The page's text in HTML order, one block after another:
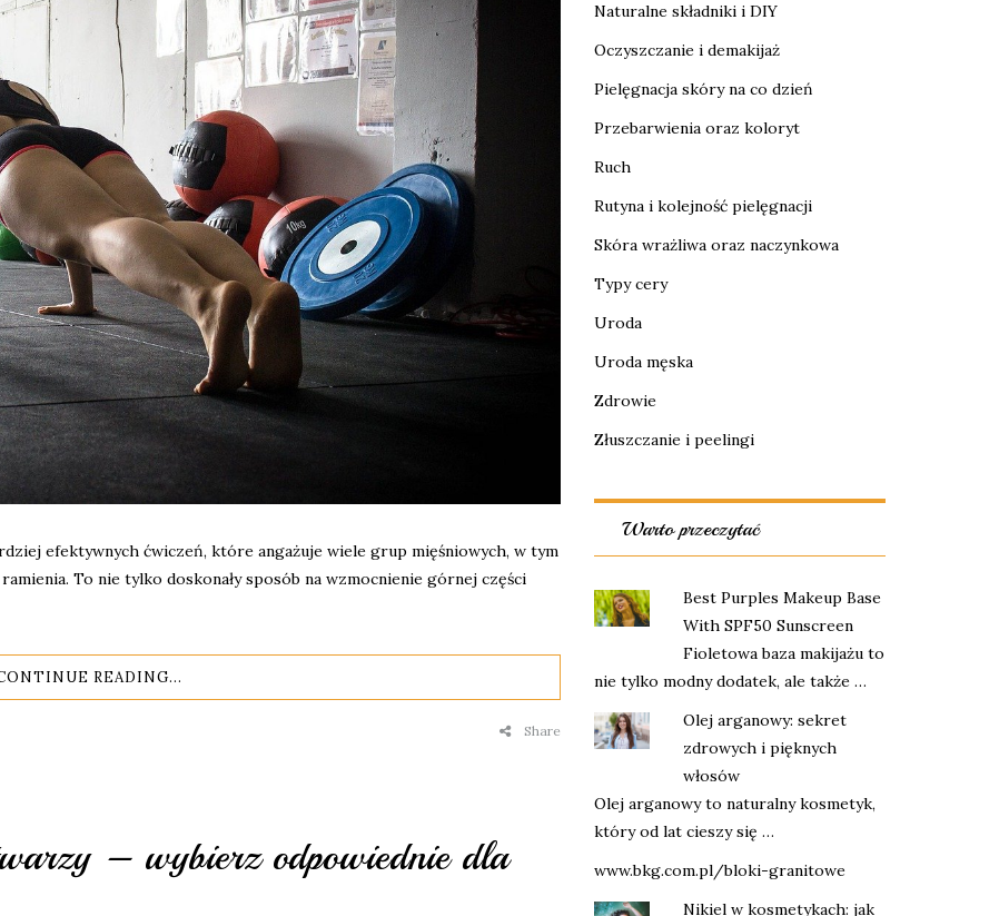
efektywnych ćwiczeń, które angażuje wiele grup mięśniowych, w tym
To nie tylko doskonały sposób na wzmocnienie górnej części
READING...
Share
– wybierz odpowiednie dla
Naturalne składniki i DIY
Oczyszczanie i demakijaż
Pielęgnacja skóry na co dzień
Przebarwienia oraz koloryt
Ruch
Rutyna i kolejność pielęgnacji
Skóra wrażliwa oraz naczynkowa
Typy cery
Uroda
Uroda męska
Zdrowie
Złuszczanie i peelingi
Warto przeczytać
Best Purples Makeup Base
With SPF50 Sunscreen
Fioletowa baza makijażu to
nie tylko modny dodatek, ale także …
Olej arganowy: sekret
zdrowych i pięknych
włosów
Olej arganowy to naturalny kosmetyk,
który od lat cieszy się …
www.bkg.com.pl/bloki-granitowe
Nikiel w kosmetykach: jak